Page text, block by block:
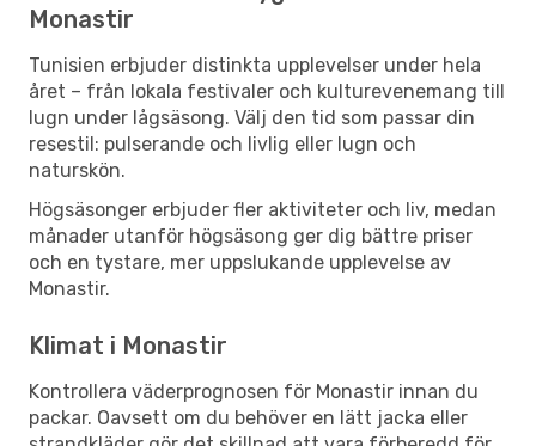
Monastir
Tunisien erbjuder distinkta upplevelser under hela
året – från lokala festivaler och kulturevenemang till
lugn under lågsäsong. Välj den tid som passar din
resestil: pulserande och livlig eller lugn och
naturskön.
Högsäsonger erbjuder fler aktiviteter och liv, medan
månader utanför högsäsong ger dig bättre priser
och en tystare, mer uppslukande upplevelse av
Monastir.
Klimat i Monastir
Kontrollera väderprognosen för Monastir innan du
packar. Oavsett om du behöver en lätt jacka eller